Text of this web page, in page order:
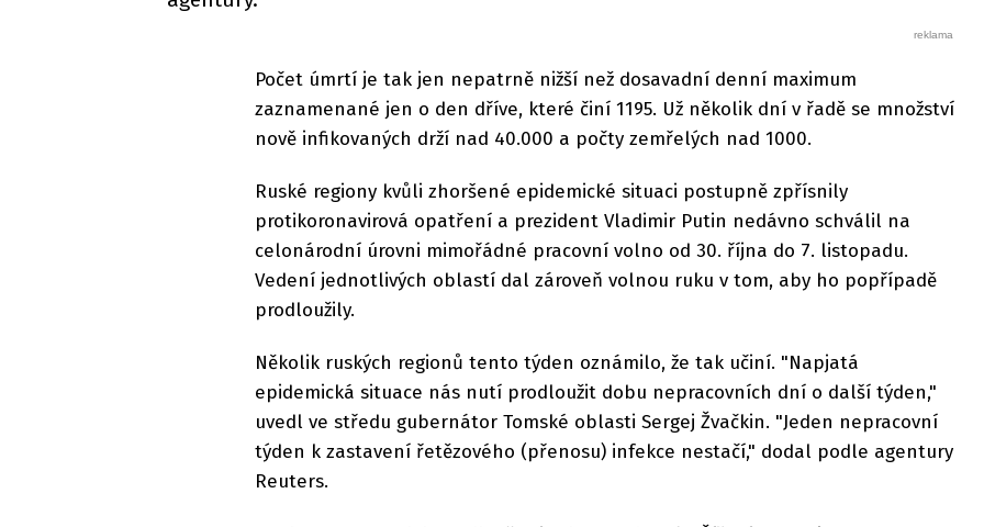
Počet úmrtí je tak jen nepatrně nižší než dosavadní denní maximum
zaznamenané jen o den dříve, které činí 1195. Už několik dní v řadě se množství
nově infikovaných drží nad 40.000 a počty zemřelých nad 1000.
Ruské regiony kvůli zhoršené epidemické situaci postupně zpřísnily
protikoronavirová opatření a prezident Vladimir Putin nedávno schválil na
celonárodní úrovni mimořádné pracovní volno od 30. října do 7. listopadu.
Vedení jednotlivých oblastí dal zároveň volnou ruku v tom, aby ho popřípadě
prodloužily.
Několik ruských regionů tento týden oznámilo, že tak učiní. "Napjatá
epidemická situace nás nutí prodloužit dobu nepracovních dní o další týden,"
uvedl ve středu gubernátor Tomské oblasti Sergej Žvačkin. "Jeden nepracovní
týden k zastavení řetězového (přenosu) infekce nestačí," dodal podle agentury
Reuters.